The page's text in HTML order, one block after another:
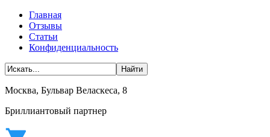
Главная
Отзывы
Статьи
Конфиденциальность
Москва, Бульвар Веласкеса, 8
Бриллиантовый партнер